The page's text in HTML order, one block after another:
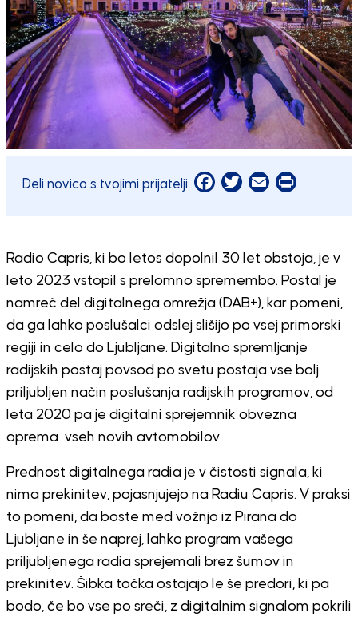
Deli novico s tvojimi prijatelji Facebook
Twitter
EmailPrint
Radio Capris, ki bo letos dopolnil 30 let obstoja, je v
leto 2023 vstopil s prelomno spremembo. Postal je
namreč del digitalnega omrežja (DAB+), kar pomeni,
da ga lahko poslušalci odslej slišijo po vsej primorski
regiji in celo do Ljubljane. Digitalno spremljanje
radijskih postaj povsod po svetu postaja vse bolj
priljubljen način poslušanja radijskih programov, od
leta 2020 pa je digitalni sprejemnik obvezna
oprema vseh novih avtomobilov.
Prednost digitalnega radia je v čistosti signala, ki
nima prekinitev, pojasnjujejo na Radiu Capris. V praksi
to pomeni, da boste med vožnjo iz Pirana do
Ljubljane in še naprej, lahko program vašega
priljubljenega radia sprejemali brez šumov in
prekinitev. Šibka točka ostajajo le še predori, ki pa
bodo, če bo vse po sreči, z digitalnim signalom pokrili